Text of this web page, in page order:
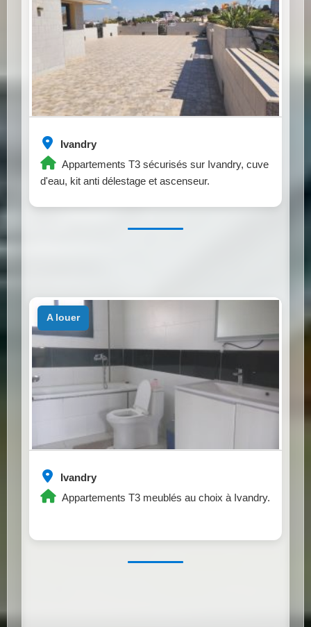
Ivandry
Appartements T3 sécurisés sur Ivandry, cuve
d'eau, kit anti délestage et ascenseur.
Ivandry
Appartements T3 meublés au choix à Ivandry.
a louer